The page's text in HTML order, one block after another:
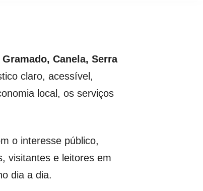
Gramado, Canela, Serra
claro, acessível,
local, os serviços
o interesse público,
visitantes e leitores em
dia a dia.